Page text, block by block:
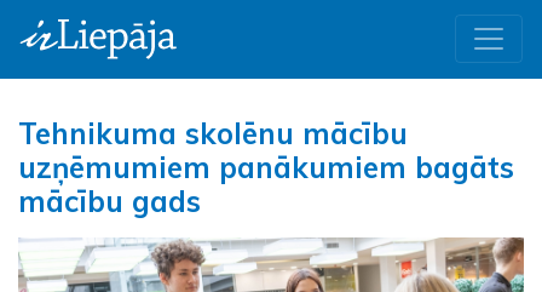
Tehnikuma skolēnu mācību
uzņēmumiem panākumiem bagāts
mācību gads